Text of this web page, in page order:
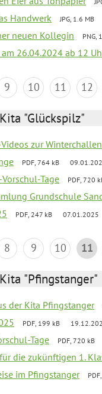
Handwerk JPG, 1.6 MB
neuen Kollegin PNG,
26.04.2024 ab 12
9 10 11 12
"Glückspilz"
zur
PDF, 764 kB
Tage PDF, 720
Grundschule
PDF, 247 kB 07.01.2025
8 9 10 11
"Pfingstanger"
der Kita Pfingstanger
PDF, 199 kB
Tage PDF, 720 kB
die zukünftigen 1.
im Pfingstanger